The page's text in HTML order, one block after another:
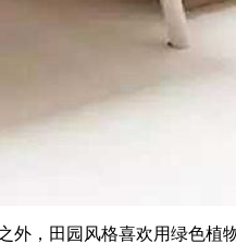
，田园风格喜欢用绿色